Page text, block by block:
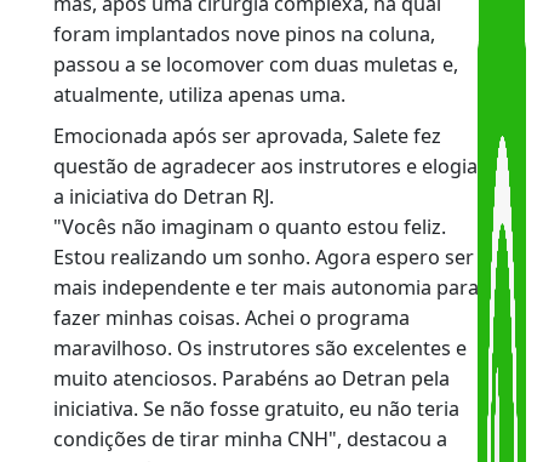
oportunidade de conquistar mais autonomia e
independência.
A história de Salete é marcada pela superação.
Desde a adolescência, ela convivia com um
grave desvio na coluna, que pressionava os
nervos e comprometia os movimentos dos pés.
Chegou a depender de uma cadeira de rodas,
mas, após uma cirurgia complexa, na qual
foram implantados nove pinos na coluna,
passou a se locomover com duas muletas e,
atualmente, utiliza apenas uma.
Emocionada após ser aprovada, Salete fez
questão de agradecer aos instrutores e elogiar